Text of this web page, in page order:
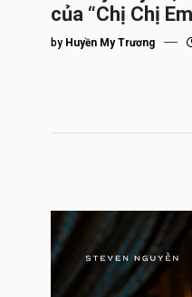
của “Chị Chị
by Huyền My Trương